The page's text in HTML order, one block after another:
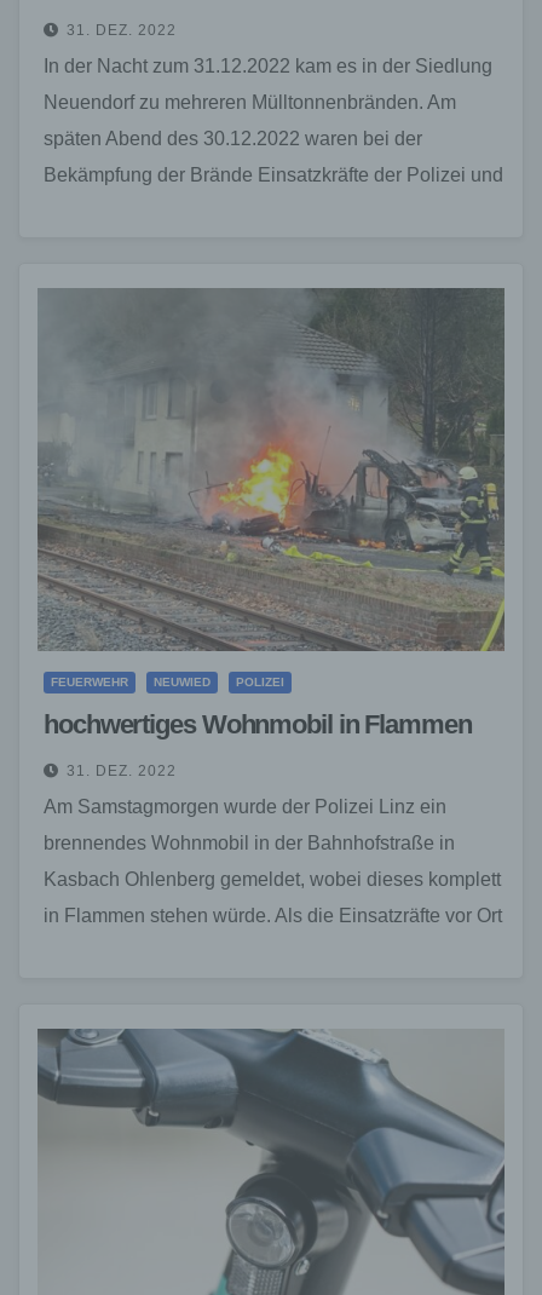
31. DEZ. 2022
In der Nacht zum 31.12.2022 kam es in der Siedlung
Neuendorf zu mehreren Mülltonnenbränden. Am
späten Abend des 30.12.2022 waren bei der
Bekämpfung der Brände Einsatzkräfte der Polizei und
FEUERWEHR NEUWIED POLIZEI
hochwertiges Wohnmobil in Flammen
31. DEZ. 2022
Am Samstagmorgen wurde der Polizei Linz ein
brennendes Wohnmobil in der Bahnhofstraße in
Kasbach Ohlenberg gemeldet, wobei dieses komplett
in Flammen stehen würde. Als die Einsatzräfte vor Ort